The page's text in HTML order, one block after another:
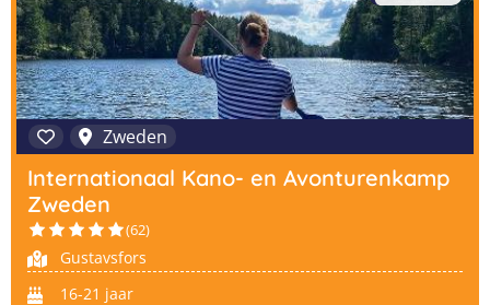
Zweden
Internationaal Kano- en Avonturenkamp
Zweden
(62)
Gustavsfors
16-21 jaar